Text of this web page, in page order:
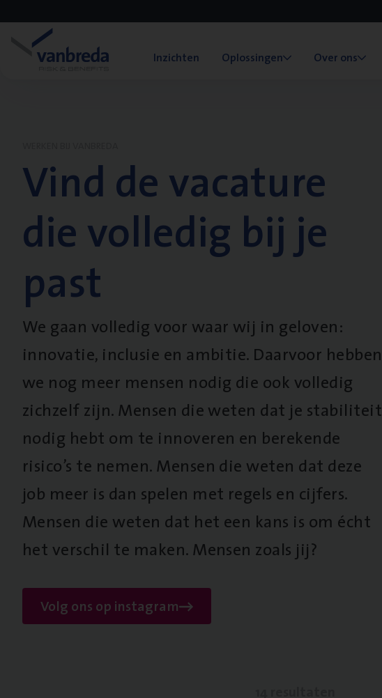
Inzichten Oplossingen Over ons
Vind de vacature
die volledig bij je
past
We gaan volledig voor waar wij in geloven:
innovatie, inclusie en ambitie. Daarvoor hebben
we nog meer mensen nodig die ook volledig
zichzelf zijn. Mensen die weten dat je stabiliteit
nodig hebt om te innoveren en berekende
risico’s te nemen. Mensen die weten dat deze
job meer is dan spelen met regels en cijfers.
Mensen die weten dat het een kans is om écht
het verschil te maken. Mensen zoals jij?
Volg ons op instagram